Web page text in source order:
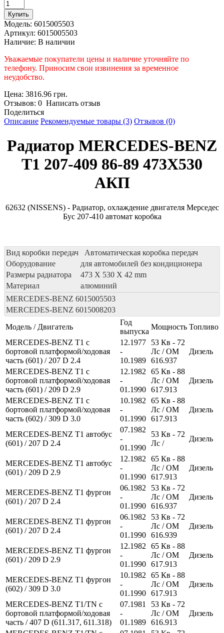
Модель: 6015005503
Артикул: 6015005503
Наличие: В наличии
Уважаемые покупатели цены и наличие уточняйте по
телефону. Приносим свои извинения за временное
неудобство.
Цена: 3816.96 грн.
Отзывов: 0 Написать отзыв
Поделиться
Описание Рекомендуемые товары (3) Отзывов (0)
Радиатор MERCEDES-BENZ
T1 207-409 86-89 473X530
АКП
62632 (NISSENS) - Радиатор, охлаждение двигателя Мерседес
Бус 207-410 автомат коробка
Вид коробки передач
Автоматическая коробка передач
Оборудование
для автомобилей без кондиционера
Размеры радиатора
473 X 530 X 42 mm
Материал
алюминий
MERCEDES-BENZ 6015005503
MERCEDES-BENZ 6015008203
Модель / Двигатель
Год
выпуска
Мощность Топливо
MERCEDES-BENZ T1 c
бортовой платформой/ходовая
часть (601) / 207 D 2.4
12.1977
-
10.1989
53 Кв - 72
Лс / OM
616.937
Дизель
MERCEDES-BENZ T1 c
бортовой платформой/ходовая
часть (601) / 209 D 2.9
12.1982
-
01.1990
65 Кв - 88
Лс / OM
617.913
Дизель
MERCEDES-BENZ T1 c
бортовой платформой/ходовая
часть (602) / 309 D 3.0
10.1982
-
01.1990
65 Кв - 88
Лс / OM
617.913
Дизель
MERCEDES-BENZ T1 автобус
(601) / 207 D 2.4
07.1982
-
01.1990
53 Кв - 72
Лс /
Дизель
MERCEDES-BENZ T1 автобус
(601) / 209 D 2.9
12.1982
-
01.1990
65 Кв - 88
Лс / OM
617.913
Дизель
MERCEDES-BENZ T1 фургон
(601) / 207 D 2.4
06.1982
-
01.1990
53 Кв - 72
Лс / OM
616.937
Дизель
MERCEDES-BENZ T1 фургон
(601) / 207 D 2.4
06.1982
-
01.1990
53 Кв - 72
Лс / OM
616.939
Дизель
MERCEDES-BENZ T1 фургон
(601) / 209 D 2.9
12.1982
-
01.1990
65 Кв - 88
Лс / OM
617.913
Дизель
MERCEDES-BENZ T1 фургон
(602) / 309 D 3.0
10.1982
-
01.1990
65 Кв - 88
Лс / OM
617.913
Дизель
MERCEDES-BENZ T1/TN c
бортовой платформой/ходовая
часть / 407 D (611.317, 611.318)
07.1981
-
01.1989
53 Кв - 72
Лс / OM
616.913
Дизель